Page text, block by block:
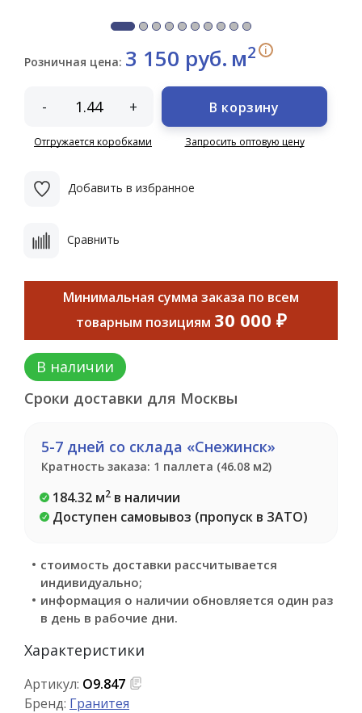
Розничная цена: 3 150 руб. м2 i
- +
Отгружается коробками
В корзину
Запросить оптовую цену
Добавить в избранное
Сравнить
Минимальная сумма заказа по всем
товарным позициям 30 000 ₽
В наличии
Сроки доставки для Москвы
5-7 дней со склада «Снежинск»
Кратность заказа: 1 паллета (46.08 м2)
184.32 м2 в наличии
Доступен самовывоз (пропуск в ЗАТО)
стоимость доставки рассчитывается
индивидуально;
информация о наличии обновляется один раз
в день в рабочие дни.
Характеристики
Артикул: О9.847
Бренд: Гранитея